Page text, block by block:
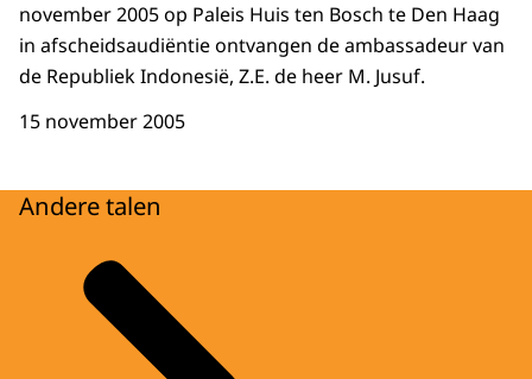
november 2005 op Paleis Huis ten Bosch te Den Haag
in afscheidsaudiëntie ontvangen de ambassadeur van
de Republiek Indonesië, Z.E. de heer M. Jusuf.
15 november 2005
Andere talen